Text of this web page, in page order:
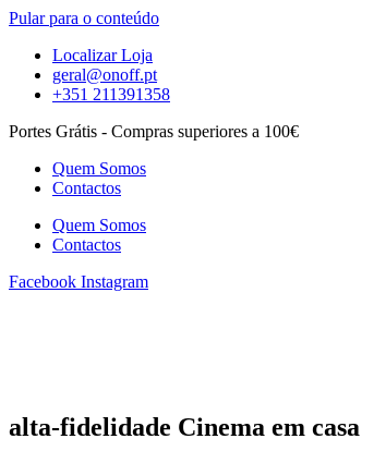
Pular para o conteúdo
Localizar Loja
geral@onoff.pt
+351 211391358
Portes Grátis - Compras superiores a 100€
Quem Somos
Contactos
Quem Somos
Contactos
Facebook Instagram
alta-fidelidade Cinema em casa